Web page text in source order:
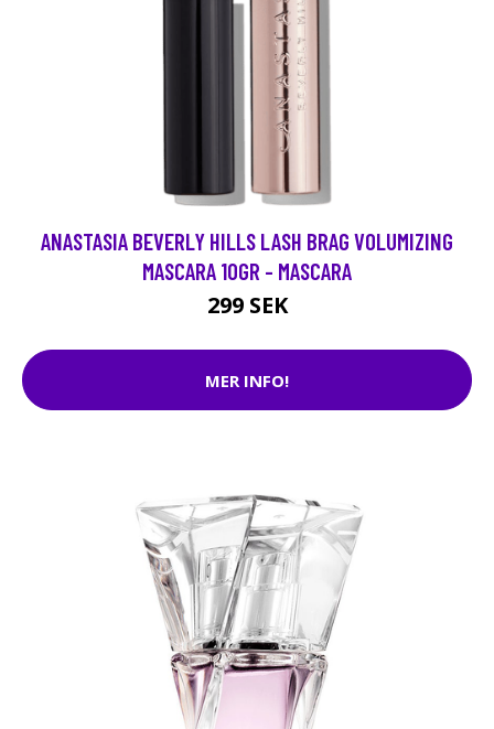
ANASTASIA BEVERLY HILLS LASH BRAG VOLUMIZING
MASCARA 10GR - MASCARA
299 SEK
MER INFO!